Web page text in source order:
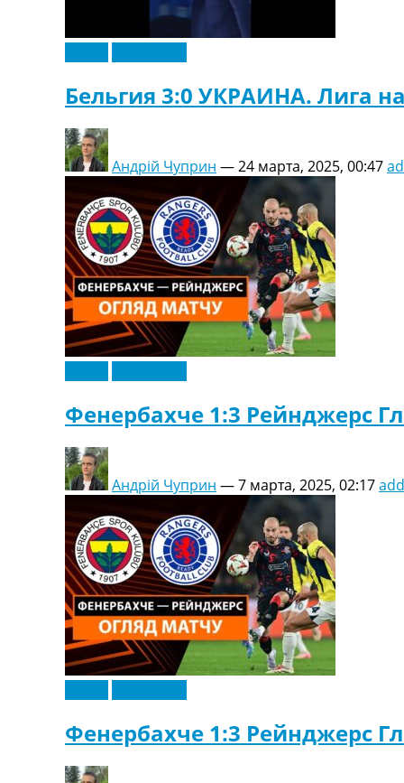
Бельгия 3:0 УКРАИНА. Лига
Андрій Чуприн —24 марта, 2025, 00:47
Фенербахче 1:3 Рейнджерс
Андрій Чуприн —7 марта, 2025, 02:17
Фенербахче 1:3 Рейнджерс